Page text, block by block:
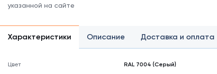
указанной на сайте
Характеристики Описание Доставка и оплата
Цвет RAL 7004 (Серый)